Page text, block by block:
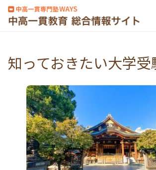
知っておきたい大学